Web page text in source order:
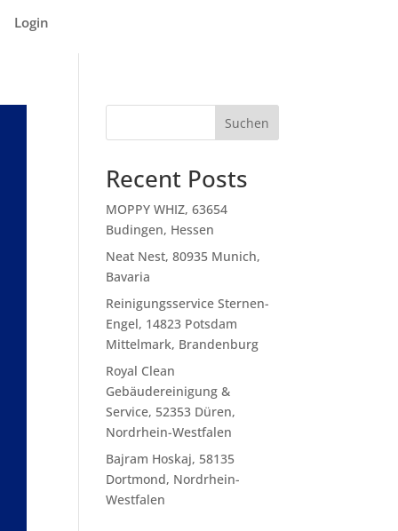
Login
Suchen
Recent Posts
MOPPY WHIZ, 63654
Budingen, Hessen
Neat Nest, 80935 Munich,
Bavaria
Reinigungsservice Sternen-
Engel, 14823 Potsdam
Mittelmark, Brandenburg
Royal Clean
Gebäudereinigung &
Service, 52353 Düren,
Nordrhein-Westfalen
Bajram Hoskaj, 58135
Dortmond, Nordrhein-
Westfalen